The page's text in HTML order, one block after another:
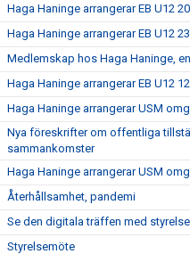
Haga Haninge arrangerar EB U12
Haga Haninge arrangerar EB U12
Medlemskap hos Haga Haninge,
Haga Haninge arrangerar EB U12
Haga Haninge arrangerar USM
Nya föreskrifter om offentliga
sammankomster
Haga Haninge arrangerar USM
Återhållsamhet, pandemi
Se den digitala träffen med
Styrelsemöte